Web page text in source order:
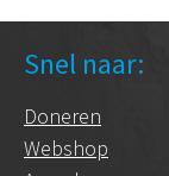
Snel naar:
Doneren
Webshop